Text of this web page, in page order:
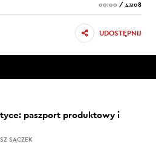
00:00 / 43:08
UDOSTĘPNIJ
paszport produktowy i
SĄCZEK